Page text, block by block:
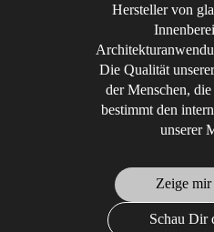
Hersteller von
Die Qualität
der Menschen, die
bestimmt den
unserer
Zeige mir
Schau Dir